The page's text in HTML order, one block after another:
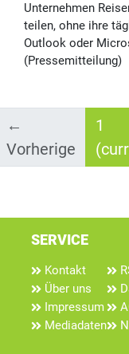
Unternehmen
teilen, ohne ihre
Outlook oder
(Pressemitteilung)
←
Vorherige
1
SERVICE
Kontakt
Über uns
Impressum
Mediadaten